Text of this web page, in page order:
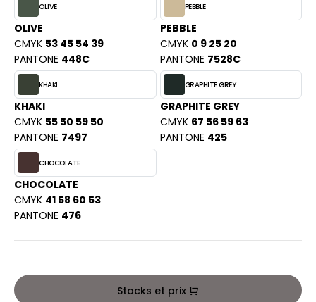
SHIRT
SHIRT
PROFESSIONNELLE
- BLOUSON
COOL
HOODS
T'S
OLIVE
OLIVE
CMYK 53 45 54 39
PANTONE 448C
PEBBLE
PEBBLE
CMYK 0 9 25 20
PANTONE 7528C
KHAKI
KHAKI
CMYK 55 50 59 50
PANTONE 7497
GRAPHITE GREY
GRAPHITE GREY
CMYK 67 56 59 63
PANTONE 425
CHOCOLATE
CHOCOLATE
CMYK 41 58 60 53
PANTONE 476
Stocks et prix